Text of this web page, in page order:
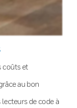
coûts et
au bon
de code à